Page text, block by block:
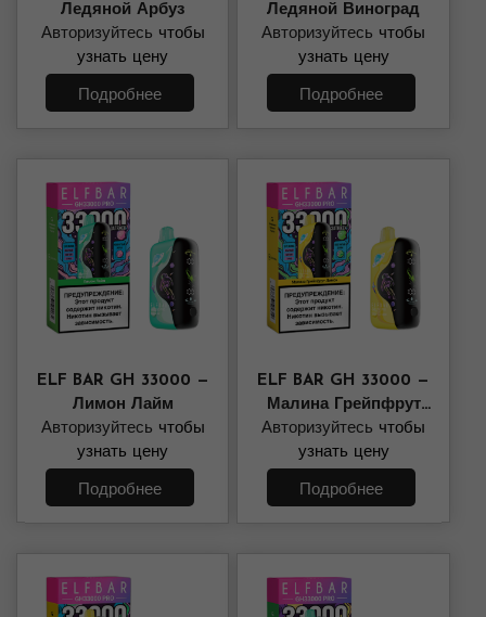
Ледяной Арбуз
Авторизуйтесь чтобы
узнать цену
Подробнее
Ледяной Виноград
Авторизуйтесь чтобы
узнать цену
Подробнее
ELF BAR GH 33000 —
Лимон Лайм
Авторизуйтесь чтобы
узнать цену
Подробнее
ELF BAR GH 33000 —
Малина Грейпфрут
Лимон
Авторизуйтесь чтобы
узнать цену
Подробнее